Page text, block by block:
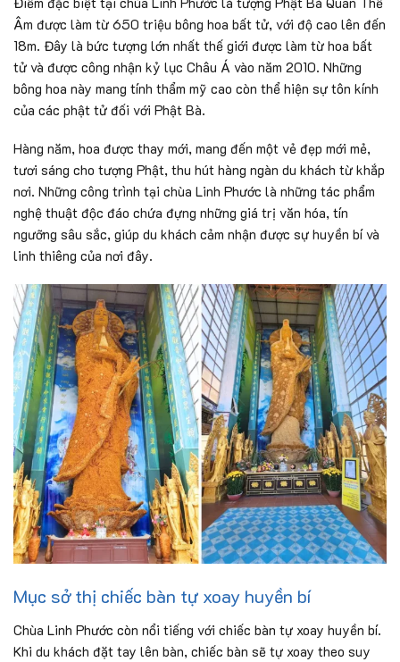
Âm được làm từ 650 triệu bông hoa bất tử, với độ cao lên đến
18m. Đây là bức tượng lớn nhất thế giới được làm từ hoa bất
tử và được công nhận kỷ lục Châu Á vào năm 2010. Những
bông hoa này mang tính thẩm mỹ cao còn thể hiện sự tôn kính
của các phật tử đối với Phật Bà.
Hàng năm, hoa được thay mới, mang đến một vẻ đẹp mới mẻ,
tươi sáng cho tượng Phật, thu hút hàng ngàn du khách từ khắp
nơi. Những công trình tại chùa Linh Phước là những tác phẩm
nghệ thuật độc đáo chứa đựng những giá trị văn hóa, tín
ngưỡng sâu sắc, giúp du khách cảm nhận được sự huyền bí và
linh thiêng của nơi đây.
Mục sở thị chiếc bàn tự xoay huyền bí
Chùa Linh Phước còn nổi tiếng với chiếc bàn tự xoay huyền bí.
Khi du khách đặt tay lên bàn, chiếc bàn sẽ tự xoay theo suy